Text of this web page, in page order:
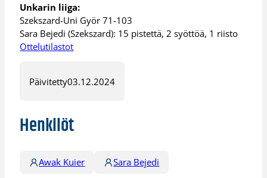
Unkarin liiga:
Szekszard-Uni Györ 71-103
Sara Bejedi (Szekszard): 15 pistettä, 2 syöttöä, 1 riisto
Ottelutilastot
Päivitetty03.12.2024
Henkilöt
Awak Kuier Sara Bejedi